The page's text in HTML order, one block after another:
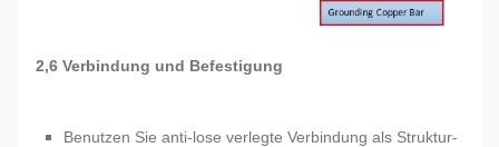
2,6 Verbindung und Befestigung
Benutzen Sie anti-lose verlegte Verbindung als Struktur-